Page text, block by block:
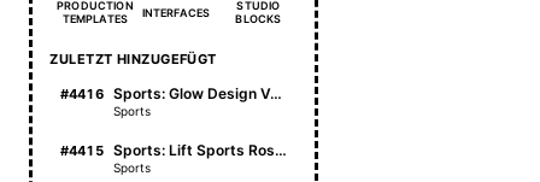
PRODUCTION
TEMPLATES
INTERFACES
STUDIO
BLOCKS
ZULETZT HINZUGEFÜGT
#4416 Sports: Glow Design Vault
Sports
#4415 Sports: Lift Sports Roster
Sports